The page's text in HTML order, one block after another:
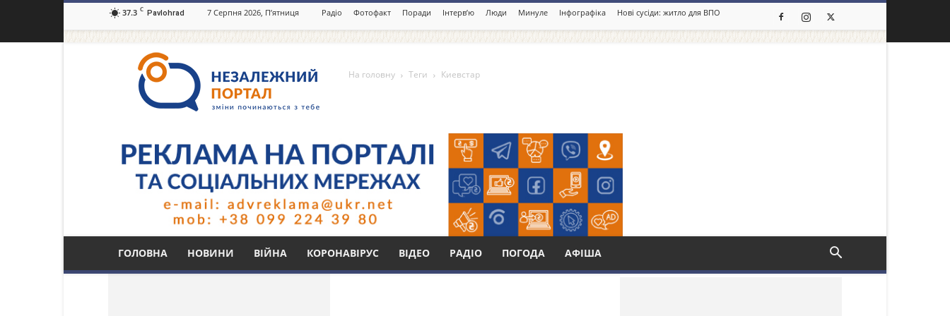
37.3 C Pavlohrad 7 Серпня 2026, П’ятниця Радіо Фотофакт Поради Інтерв’ю Люди Минуле Інфографіка Нові сусіди: житло для ВПО
портал
Павлоград.dp.ua
ГОЛОВНА НОВИНИ ВІЙНА КОРОНАВІРУС ВІДЕО РАДІО ПОГОДА АФІША
На головну Теги Киевстар
Тег: Киевстар